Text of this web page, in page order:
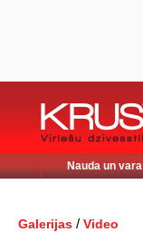
Nauda un vara
Galerijas / Video